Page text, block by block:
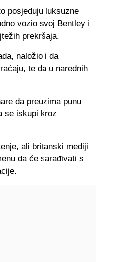
posjeduju luksuzne
vozio svoj Bentley i
prekršaja.
naložio i da
te da u narednih
da preuzima punu
se iskupi kroz
ali britanski mediji
da će sarađivati s